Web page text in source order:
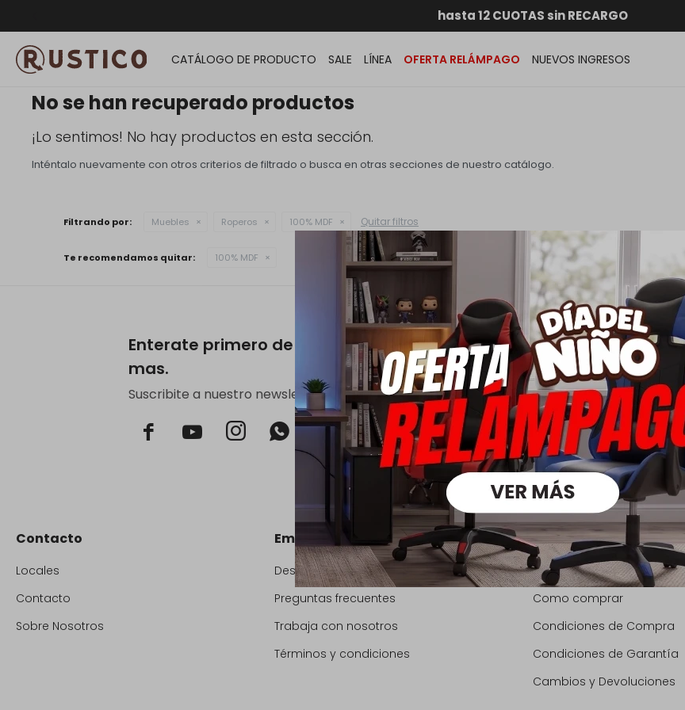
ENVÍOS A TODO EL PAÍS
GARANTÍA DE DEVOLUCIÓN
hasta 12 CUOTAS sin RECARGO
ENVÍO GRATIS dentro de MONTEVIDEO en compras
CATÁLOGO DE PRODUCTO SALE LÍNEA OFERTA RELÁMPAGO NUEVOS INGRESOS
No se han recuperado productos
¡Lo sentimos! No hay productos en esta sección.
Inténtalo nuevamente con otros criterios de filtrado o busca en otras secciones de nuestro catálogo.
Filtrando por: Muebles Roperos 100% MDF Quitar filtros
Te recomendamos quitar: 100% MDF
Enterate primero de novedades, oportunidades, promociones y
mas.
Suscribite a nuestro newsletter.
  
Contacto
Locales
Contacto
Sobre Nosotros
Empresa
Descuento BBVA
Preguntas frecuentes
Trabaja con nosotros
Términos y condiciones
Compra
Envíos y Retiros
Como comprar
Condiciones de Compra
Condiciones de Garantía
Cambios y Devoluciones